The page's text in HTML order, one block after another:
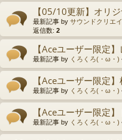
【05/10更新】オリ
最新記事 by サウンドクリエ
返信数: 2
【Aceユーザー限定
最新記事 by くろくろ(・ω・)
【Aceユーザー限定
最新記事 by くろくろ(・ω・)
【Aceユーザー限定
最新記事 by くろくろ(・ω・)